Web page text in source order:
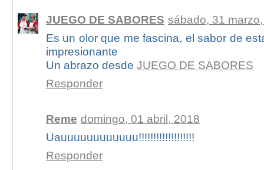
JUEGO DE SABORES sábado, 31
Es un olor que me fascina, el sabor de
impresionante
Un abrazo desde JUEGO DE SABORES
Responder
Reme domingo, 01 abril, 2018
Uauuuuuuuuuuuu!!!!!!!!!!!!!!!!!!!
Responder